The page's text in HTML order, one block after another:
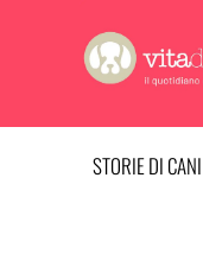
contenuto
STORIE DI CANI